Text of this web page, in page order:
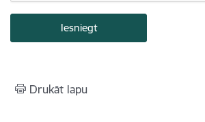
Drukāt lapu